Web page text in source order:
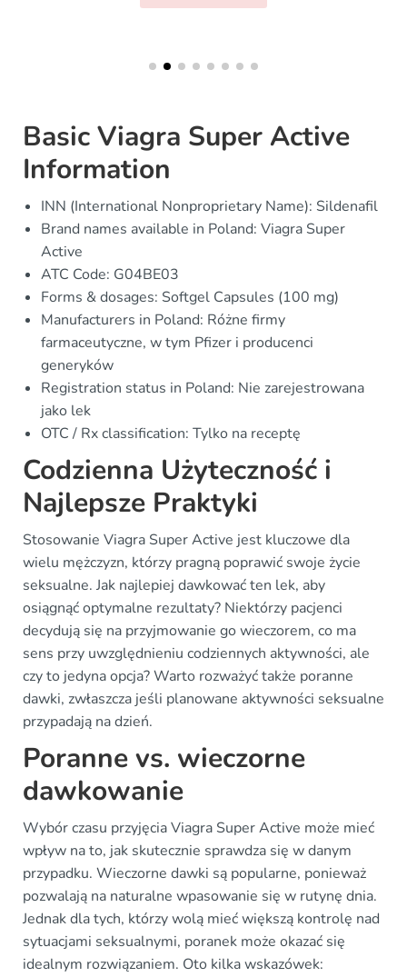
Basic Viagra Super Active
Information
INN (International Nonproprietary Name): Sildenafil
Brand names available in Poland: Viagra Super
Active
ATC Code: G04BE03
Forms & dosages: Softgel Capsules (100 mg)
Manufacturers in Poland: Różne firmy
farmaceutyczne, w tym Pfizer i producenci
generyków
Registration status in Poland: Nie zarejestrowana
jako lek
OTC / Rx classification: Tylko na receptę
Codzienna Użyteczność i
Najlepsze Praktyki
Stosowanie Viagra Super Active jest kluczowe dla
wielu mężczyzn, którzy pragną poprawić swoje życie
seksualne. Jak najlepiej dawkować ten lek, aby
osiągnąć optymalne rezultaty? Niektórzy pacjenci
decydują się na przyjmowanie go wieczorem, co ma
sens przy uwzględnieniu codziennych aktywności, ale
czy to jedyna opcja? Warto rozważyć także poranne
dawki, zwłaszcza jeśli planowane aktywności seksualne
przypadają na dzień.
Poranne vs. wieczorne
dawkowanie
Wybór czasu przyjęcia Viagra Super Active może mieć
wpływ na to, jak skutecznie sprawdza się w danym
przypadku. Wieczorne dawki są popularne, ponieważ
pozwalają na naturalne wpasowanie się w rutynę dnia.
Jednak dla tych, którzy wolą mieć większą kontrolę nad
sytuacjami seksualnymi, poranek może okazać się
idealnym rozwiązaniem. Oto kilka wskazówek: